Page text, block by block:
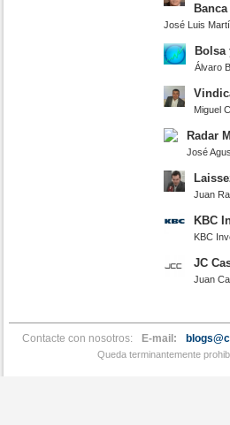
Banca
José Luis
Bolsa
Álvaro
Miguel
Radar
José
Juan
KBC
KBC
JC
Juan
Contacte con nosotros: E-mail:
Queda terminantemente